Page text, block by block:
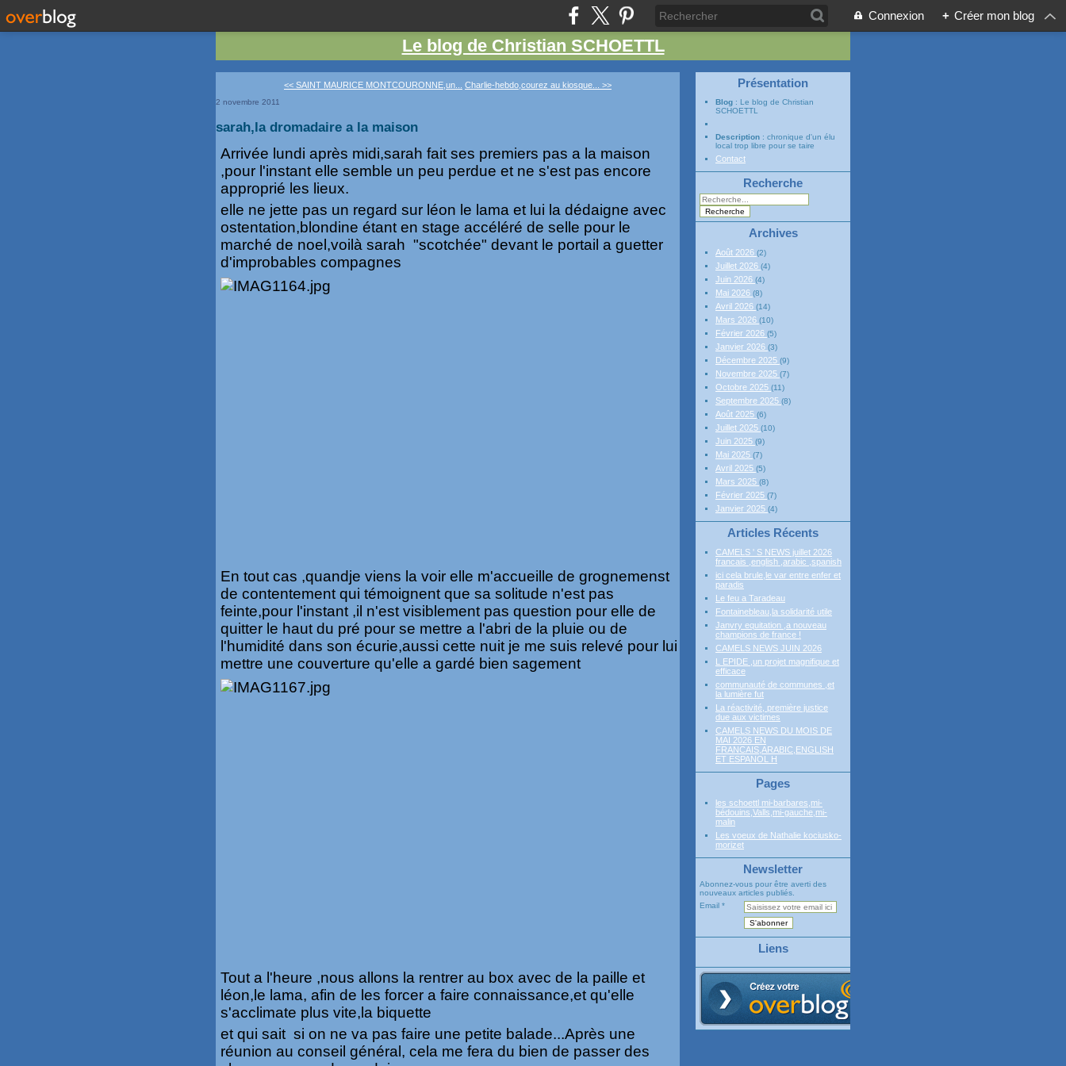
Connexion + Créer mon blog
Le blog de Christian SCHOETTL
<< SAINT MAURICE MONTCOURONNE,un... Charlie-hebdo,courez au kiosque... >>
2 novembre 2011
sarah,la dromadaire a la maison
Arrivée lundi après midi,sarah fait ses premiers pas a la maison
,pour l'instant elle semble un peu perdue et ne s'est pas encore
approprié les lieux.
elle ne jette pas un regard sur léon le lama et lui la dédaigne avec
ostentation,blondine étant en stage accéléré de selle pour le
marché de noel,voilà sarah "scotchée" devant le portail a guetter
d'improbables compagnes
En tout cas ,quandje viens la voir elle m'accueille de grognemenst
de contentement qui témoignent que sa solitude n'est pas
feinte,pour l'instant ,il n'est visiblement pas question pour elle de
quitter le haut du pré pour se mettre a l'abri de la pluie ou de
l'humidité dans son écurie,aussi cette nuit je me suis relevé pour lui
mettre une couverture qu'elle a gardé bien sagement
Tout a l'heure ,nous allons la rentrer au box avec de la paille et
léon,le lama, afin de les forcer a faire connaissance,et qu'elle
s'acclimate plus vite,la biquette
et qui sait si on ne va pas faire une petite balade...Après une
réunion au conseil général, cela me fera du bien de passer des
Présentation
Blog : Le blog de Christian
SCHOETTL
Description : chronique d'un élu
local trop libre pour se taire
Contact
Recherche
Archives
Août 2026 (2)
Juillet 2026 (4)
Juin 2026 (4)
Mai 2026 (8)
Avril 2026 (14)
Mars 2026 (10)
Février 2026 (5)
Janvier 2026 (3)
Décembre 2025 (9)
Novembre 2025 (7)
Octobre 2025 (11)
Septembre 2025 (8)
Août 2025 (6)
Juillet 2025 (10)
Juin 2025 (9)
Mai 2025 (7)
Avril 2025 (5)
Mars 2025 (8)
Février 2025 (7)
Janvier 2025 (4)
Articles Récents
CAMELS ' S NEWS juillet 2026
francais ,english ,arabic ,spanish
ici cela brule,le var entre enfer et
paradis
Le feu a Taradeau
Fontainebleau,la solidarité utile
Janvry equitation ,a nouveau
champions de france !
CAMELS NEWS JUIN 2026
L EPIDE ,un projet magnifique et
efficace
communauté de communes ,et
la lumière fut
La réactivité, première justice
due aux victimes
CAMELS NEWS DU MOIS DE
MAI 2026 EN
FRANCAIS,ARABIC,ENGLISH
ET ESPANOL H
Pages
les schoettl mi-barbares,mi-
bédouins,Valls,mi-gauche,mi-
malin
Les voeux de Nathalie kociusko-
morizet
Newsletter
Abonnez-vous pour être averti des
nouveaux articles publiés.
Email
Liens